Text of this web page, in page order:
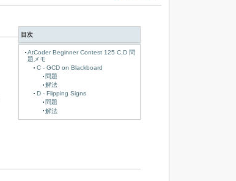
目次
AtCoder Beginner Contest 125 C,D 問
題メモ
C - GCD on Blackboard
問題
解法
D - Flipping Signs
問題
解法